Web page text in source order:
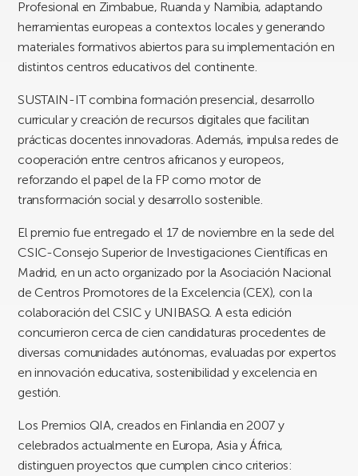
Profesional en Zimbabue, Ruanda y Namibia, adaptando
herramientas europeas a contextos locales y generando
materiales formativos abiertos para su implementación en
distintos centros educativos del continente.
SUSTAIN-IT combina formación presencial, desarrollo
curricular y creación de recursos digitales que facilitan
prácticas docentes innovadoras. Además, impulsa redes de
cooperación entre centros africanos y europeos,
reforzando el papel de la FP como motor de
transformación social y desarrollo sostenible.
El premio fue entregado el 17 de noviembre en la sede del
CSIC-Consejo Superior de Investigaciones Científicas en
Madrid, en un acto organizado por la Asociación Nacional
de Centros Promotores de la Excelencia (CEX), con la
colaboración del CSIC y UNIBASQ. A esta edición
concurrieron cerca de cien candidaturas procedentes de
diversas comunidades autónomas, evaluadas por expertos
en innovación educativa, sostenibilidad y excelencia en
gestión.
Los Premios QIA, creados en Finlandia en 2007 y
celebrados actualmente en Europa, Asia y África,
distinguen proyectos que cumplen cinco criterios: